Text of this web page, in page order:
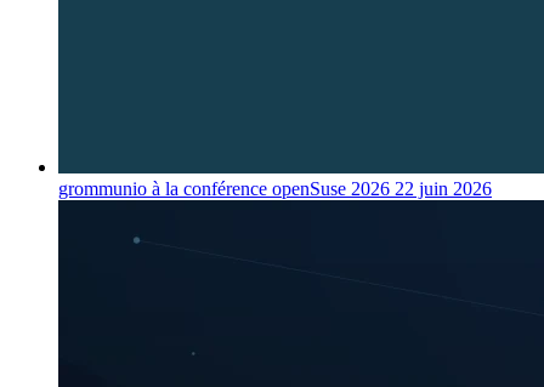
grommunio à la conférence openSuse 2026 22 juin 2026